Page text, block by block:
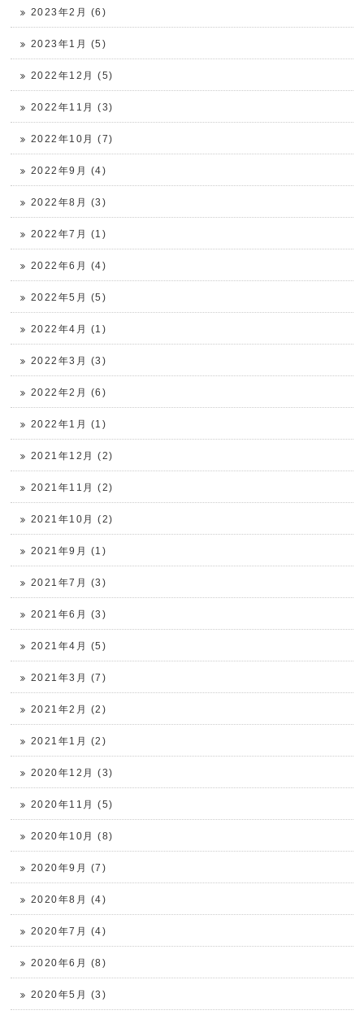
2023年2月 (6)
2023年1月 (5)
2022年12月 (5)
2022年11月 (3)
2022年10月 (7)
2022年9月 (4)
2022年8月 (3)
2022年7月 (1)
2022年6月 (4)
2022年5月 (5)
2022年4月 (1)
2022年3月 (3)
2022年2月 (6)
2022年1月 (1)
2021年12月 (2)
2021年11月 (2)
2021年10月 (2)
2021年9月 (1)
2021年7月 (3)
2021年6月 (3)
2021年4月 (5)
2021年3月 (7)
2021年2月 (2)
2021年1月 (2)
2020年12月 (3)
2020年11月 (5)
2020年10月 (8)
2020年9月 (7)
2020年8月 (4)
2020年7月 (4)
2020年6月 (8)
2020年5月 (3)